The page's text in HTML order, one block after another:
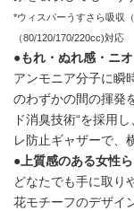
*ウィスパーうすさら吸収
（80/120/170/220cc)対応
●もれ・ぬれ感・ニ
アンモニア分子に瞬
のわずかの間の揮発
ド消臭技術“を採用
レ防止ギャザーで、
●上質感のある女性
どなたでも手に取り
花モチーフのデザイ